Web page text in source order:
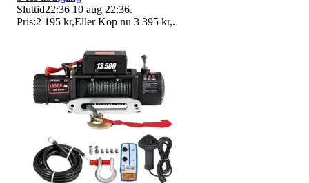
Sluttid22:36 10 aug 22:36.
Pris:2 195 kr,Eller Köp nu 3 395 kr,.